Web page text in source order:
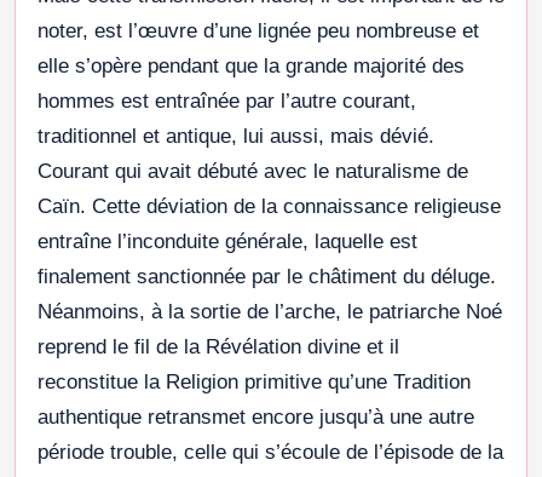
noter, est l’œuvre d’une lignée peu nombreuse et
elle s’opère pendant que la grande majorité des
hommes est entraînée par l’autre courant,
traditionnel et antique, lui aussi, mais dévié.
Courant qui avait débuté avec le naturalisme de
Caïn. Cette déviation de la connaissance religieuse
entraîne l’inconduite générale, laquelle est
finalement sanctionnée par le châtiment du déluge.
Néanmoins, à la sortie de l’arche, le patriarche Noé
reprend le fil de la Révélation divine et il
reconstitue la Religion primitive qu’une Tradition
authentique retransmet encore jusqu’à une autre
période trouble, celle qui s’écoule de l’épisode de la